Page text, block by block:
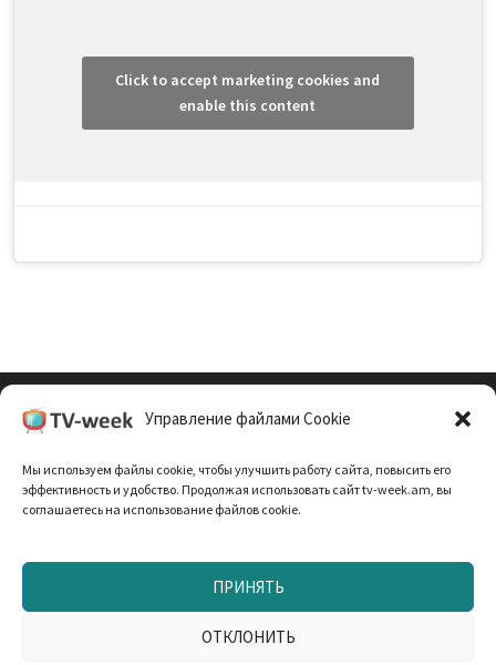
Управление файлами Cookie
Мы используем файлы cookie, чтобы улучшить работу сайта, повысить его
эффективность и удобство. Продолжая использовать сайт tv-week.am, вы
соглашаетесь на использование файлов cookie.
ПРИНЯТЬ
ОТКЛОНИТЬ
Click to accept marketing cookies and
enable this content
Политика Конфиденциальности
Запрещено использование материалов TV-неделя без
согласования с редакцией. При использовании